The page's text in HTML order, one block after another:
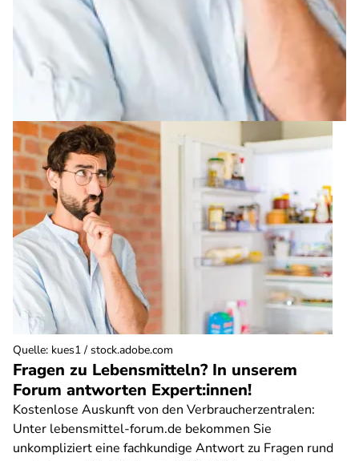
Fragen zu Lebensmitteln? In unserem
Forum antworten Expert:innen!
Kostenlose Auskunft von den Verbraucherzentralen:
Unter lebensmittel-forum.de bekommen Sie
unkompliziert eine fachkundige Antwort zu Fragen rund
Quelle: kues1 / stock.adobe.com